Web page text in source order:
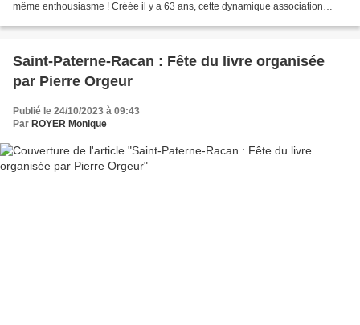
même enthousiasme ! Créée il y a 63 ans, cette dynamique association
Saint-Paterne-Racan : Fête du livre organisée
par Pierre Orgeur
Publié le 24/10/2023 à 09:43
Par ROYER Monique